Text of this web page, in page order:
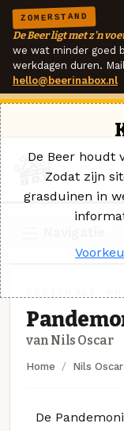
ZOMERSTAND
De Beer ligt met z'n
we wat minder goed
werkdagen duren.
hello@beerinabox.nl
van Nils Oscar
Home Nils Oscar
De
De Beer houdt
Zodat zijn
grasduinen in